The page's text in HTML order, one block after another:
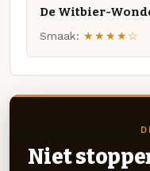
De Witbier-
Smaak: ★★★★☆
Niet